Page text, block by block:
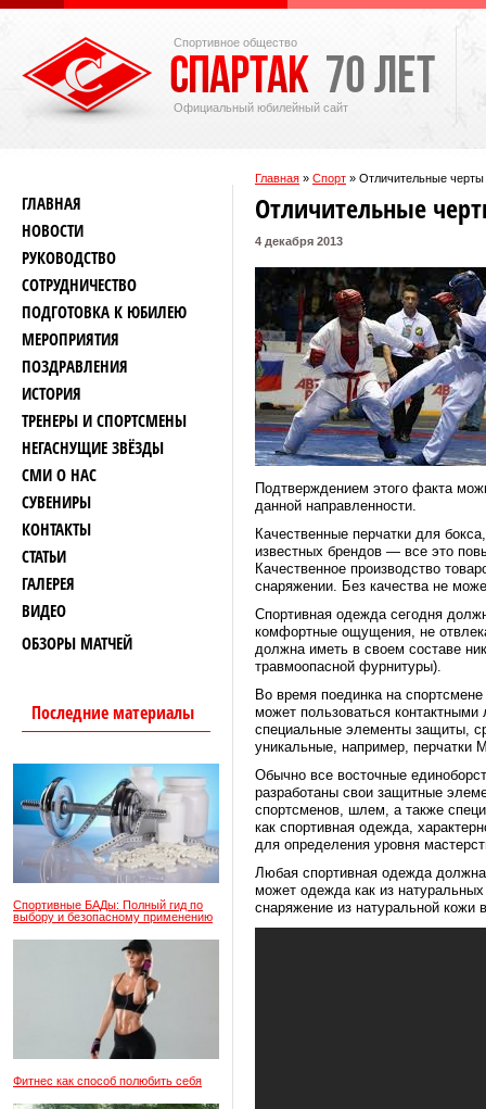
Спортивное общество
Официальный юбилейный сайт
Главная » Спорт » Отличительные черты
ГЛАВНАЯ
НОВОСТИ
РУКОВОДСТВО
СОТРУДНИЧЕСТВО
ПОДГОТОВКА К ЮБИЛЕЮ
МЕРОПРИЯТИЯ
ПОЗДРАВЛЕНИЯ
ИСТОРИЯ
ТРЕНЕРЫ И СПОРТСМЕНЫ
НЕГАСНУЩИЕ ЗВЁЗДЫ
СМИ О НАС
СУВЕНИРЫ
КОНТАКТЫ
СТАТЬИ
ГАЛЕРЕЯ
ВИДЕО
ОБЗОРЫ МАТЧЕЙ
Последние материалы
Спортивные БАДы: Полный гид по
выбору и безопасному применению
Фитнес как способ полюбить себя
Отличительные
4 декабря 2013
Подтверждением этого факта
данной направленности.
Качественные перчатки для
известных брендов — все это
Качественное производство
снаряжении. Без качества не
Спортивная одежда сегодня
комфортные ощущения, не
должна иметь в своем составе
травмоопасной фурнитуры).
Во время поединка на
может пользоваться
специальные элементы защиты,
уникальные, например, перчатки
Обычно все восточные
разработаны свои защитные
спортсменов, шлем, а также
как спортивная одежда,
для определения уровня
Любая спортивная одежда должна
может одежда как из натуральных
снаряжение из натуральной